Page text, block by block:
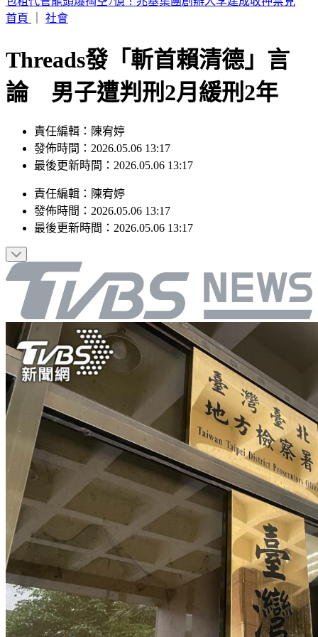
首頁
社會
Threads發「斬首賴清德」言
論 男子遭判刑2月緩刑2年
責任編輯：陳宥婷
發佈時間：2026.05.06 13:17
最後更新時間：2026.05.06 13:17
責任編輯 ： 陳宥婷
發佈時間： 2026.05.06 13:17
最後更新時間： 2026.05.06 13:17